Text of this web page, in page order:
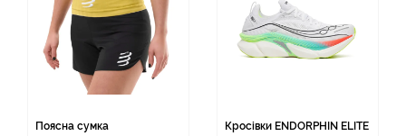
Поясна сумка
Кросівки ENDORPHIN ELITE